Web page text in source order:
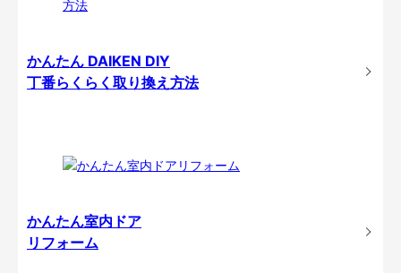
かんたん DAIKEN DIY
丁番らくらく取り換え方法
かんたん室内ドア
リフォーム